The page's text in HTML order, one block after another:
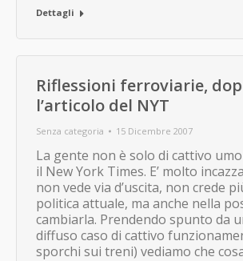
Dettagli
Riflessioni ferroviarie,
l’articolo del NYT
Senza categoria 15 Dicembre 2007
La gente non è solo di cattivo
il New York Times. E’ molto
non vede via d’uscita, non crede
politica attuale, ma anche nella
cambiarla. Prendendo spunto da
diffuso caso di cattivo
sporchi sui treni) vediamo che